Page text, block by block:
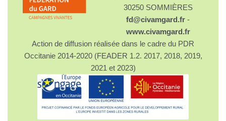
30250 SOMMIÈRES
fd@civamgard.fr -
www.civamgard.fr
Action de diffusion réalisée dans le cadre du PDR
Occitanie 2014-2020 (FEADER 1.2. 2017, 2018, 2019,
2021 et 2023)